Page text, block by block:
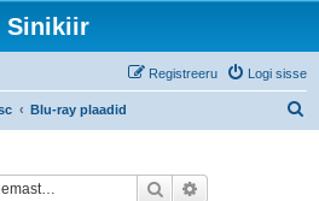
Sinikiir
Logi sisse
Registreeru
Blu-ray plaadid
Otsi